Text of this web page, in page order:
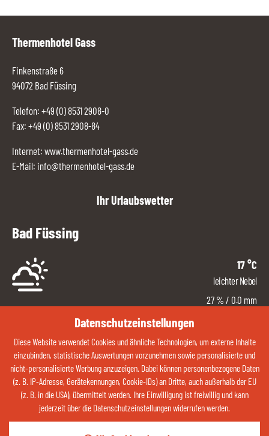
Datenschutzeinstellungen
Diese Website verwendet Cookies und ähnliche Technologien, um externe Inhalte
einzubinden, statistische Auswertungen vorzunehmen sowie personalisierte und
nicht-personalisierte Werbung anzuzeigen. Dabei können personenbezogene Daten
(z. B. IP-Adresse, Gerätekennungen, Cookie-IDs) an Dritte, auch außerhalb der EU
(z. B. in die USA), übermittelt werden. Ihre Einwilligung ist freiwillig und kann
jederzeit über die Datenschutzeinstellungen widerrufen werden.
Thermenhotel Gass
Finkenstraße 6
94072 Bad Füssing
Telefon: +49 (0) 8531 2908-0
Fax: +49 (0) 8531 2908-84
Internet: www.thermenhotel-gass.de
E-Mail: info@thermenhotel-gass.de
Ihr Urlaubswetter
Bad Füssing
17°C
leichter Nebel
27 % / 0.0 mm
48 %
ZUM WETTER
Kontaktieren Sie uns jetzt über Whatsapp: